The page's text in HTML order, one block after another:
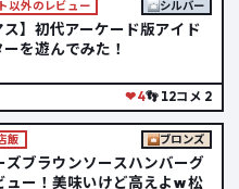
以外のレビュー シルバー
ス】初代アーケード版アイド
を遊んでみた！
❤ 4👣 12コメ 2
飯 ブロンズ
ズブラウンソースハンバーグ
ュー！美味いけど高えよw 松